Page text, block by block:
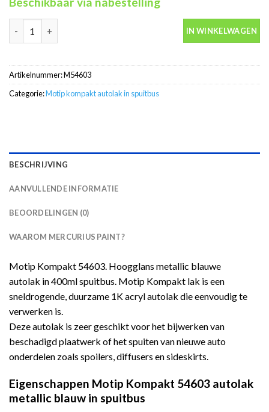
Motip Kompakt 54603 blauw metallic autolak in spuitbus 400ml
IN WINKELWAGEN
Artikelnummer:M54603
Categorie:Motip kompakt autolak in spuitbus
BESCHRIJVING
AANVULLENDE INFORMATIE
BEOORDELINGEN (0)
WAAROM MERCURIUS PAINT?
Motip Kompakt 54603. Hoogglans metallic blauwe
autolak in 400ml spuitbus. Motip Kompakt lak is een
sneldrogende, duurzame 1K acryl autolak die eenvoudig te
verwerken is.
Deze autolak is zeer geschikt voor het bijwerken van
beschadigd plaatwerk of het spuiten van nieuwe auto
onderdelen zoals spoilers, diffusers en sideskirts.
Eigenschappen Motip Kompakt 54603 autolak
metallic blauw in spuitbus